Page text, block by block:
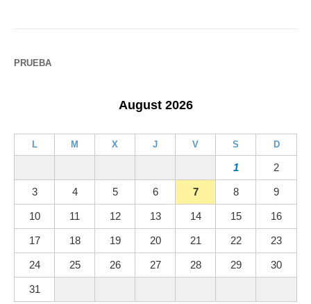
PRUEBA
August 2026
L M X J V S D
1 2
3 4 5 6 7 8 9
10 11 12 13 14 15 16
17 18 19 20 21 22 23
24 25 26 27 28 29 30
31